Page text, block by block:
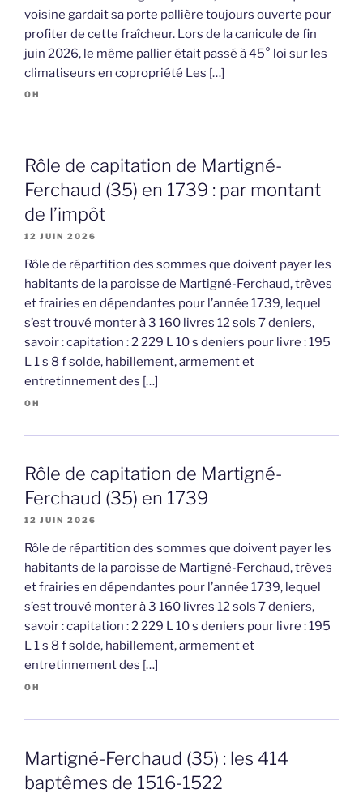
voisine gardait sa porte pallière toujours ouverte pour
profiter de cette fraîcheur. Lors de la canicule de fin
juin 2026, le même pallier était passé à 45° loi sur les
climatiseurs en copropriété Les […]
OH
Rôle de capitation de Martigné-
Ferchaud (35) en 1739 : par montant
de l’impôt
12 JUIN 2026
Rôle de répartition des sommes que doivent payer les
habitants de la paroisse de Martigné-Ferchaud, trèves
et frairies en dépendantes pour l’année 1739, lequel
s’est trouvé monter à 3 160 livres 12 sols 7 deniers,
savoir : capitation : 2 229 L 10 s deniers pour livre : 195
L 1 s 8 f solde, habillement, armement et
entretinnement des […]
OH
Rôle de capitation de Martigné-
Ferchaud (35) en 1739
12 JUIN 2026
Rôle de répartition des sommes que doivent payer les
habitants de la paroisse de Martigné-Ferchaud, trèves
et frairies en dépendantes pour l’année 1739, lequel
s’est trouvé monter à 3 160 livres 12 sols 7 deniers,
savoir : capitation : 2 229 L 10 s deniers pour livre : 195
L 1 s 8 f solde, habillement, armement et
entretinnement des […]
OH
Martigné-Ferchaud (35) : les 414
baptêmes de 1516-1522